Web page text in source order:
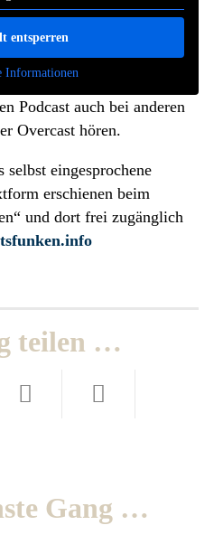
entsperren
Informationen
Podcast auch bei anderen
Overcast hören.
eingesprochene
erschienen beim
und dort frei zugänglich
teilen …
Gang …